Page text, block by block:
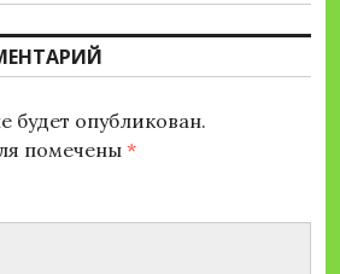
будет опубликован.
помечены *